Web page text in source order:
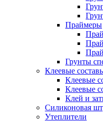
Праймеры
Грунты
Клеевые
Клеевые
Клеевые
Клей и
Силиконовая
Утеплители